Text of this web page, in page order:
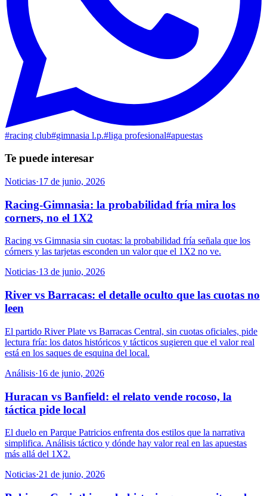
#racing club#gimnasia l.p.#liga profesional#apuestas
Te puede interesar
Noticias·17 de junio, 2026
Racing-Gimnasia: la probabilidad fría mira los
corners, no el 1X2
Racing vs Gimnasia sin cuotas: la probabilidad fría señala que los
córners y las tarjetas esconden un valor que el 1X2 no ve.
Noticias·13 de junio, 2026
River vs Barracas: el detalle oculto que las cuotas no
leen
El partido River Plate vs Barracas Central, sin cuotas oficiales, pide
lectura fría: los datos históricos y tácticos sugieren que el valor real
está en los saques de esquina del local.
Análisis·16 de junio, 2026
Huracan vs Banfield: el relato vende rocoso, la
táctica pide local
El duelo en Parque Patricios enfrenta dos estilos que la narrativa
simplifica. Análisis táctico y dónde hay valor real en las apuestas
más allá del 1X2.
Noticias·21 de junio, 2026